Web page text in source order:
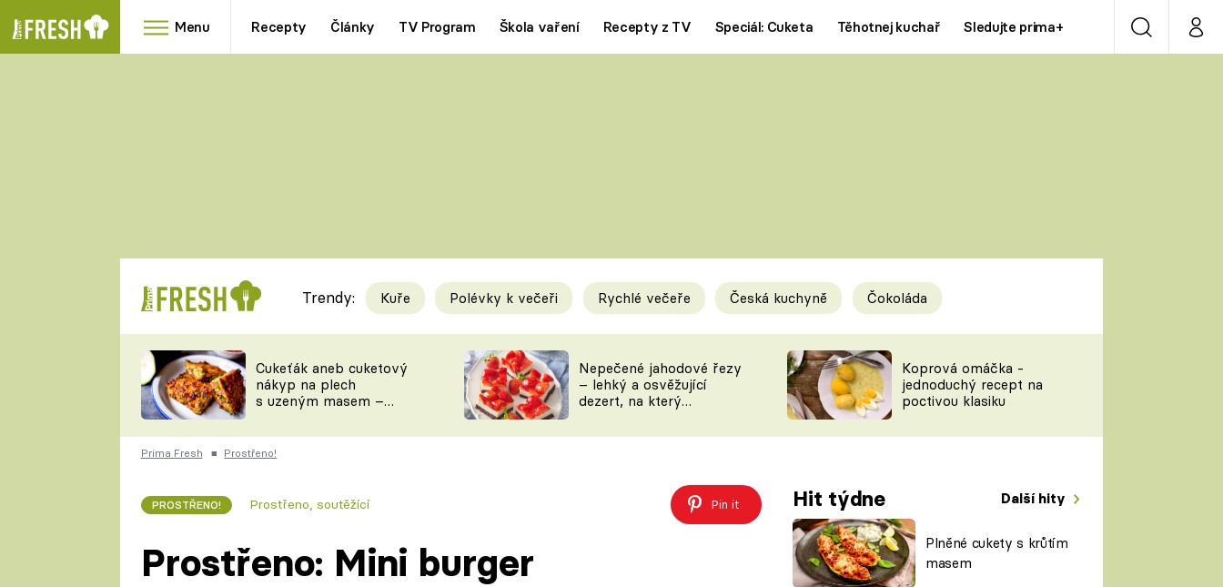
Menu Recepty Články TV Program Škola vaření Recepty z TV Speciál: Cuketa Těhotnej kuchař Sledujte prima+ VyhledáváníMůj
RYCHLOVKY
Videorecepty
TEĎ VAŘÍ ŠÉF!
ČESKO NA TALÍŘI
KUCHAŘKA
Tipy a triky
KAM ZA JÍDLEM
VYCHYTÁVKY
Novinky
ŠÉFREDAKTORKY
ČASOPIS
Prima LAJK
Sledujte nás
Trendy: Kuře Polévky k večeři Rychlé večeře Česká kuchyně Čokoláda
Cukeťák aneb cuketový
nákyp na plech
s uzeným masem –
zpracovat přerostlé
cukety
Nepečené jahodové řezy
– lehký a osvěžující
dezert, na který
Koprová omáčka -
jednoduchý recept na
poctivou klasiku
Prima Fresh ■ Prostřeno!
PROSTŘENO! Prostřeno, soutěžící Pin it Hit týdne Další hity
Plněné cukety s krůtím
masem
Prostřeno: Mini burger